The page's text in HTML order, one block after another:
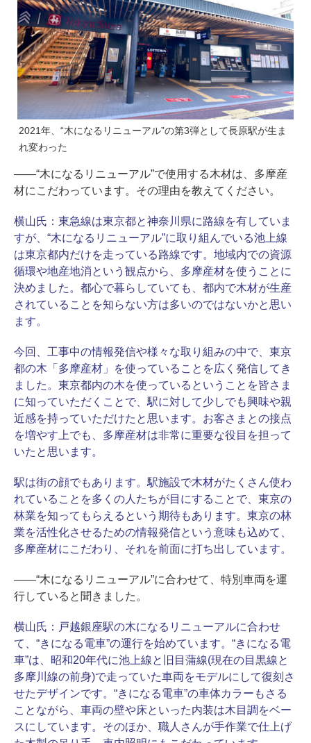
2021年、“木になるリニューアル”の第3弾として長原駅が生ま
れ変わった
――“木になるリニューアル”で使用する木材は、多摩産
材にこだわっています。その理由を教えてください。
横山氏： 東急線は東京都と神奈川県に路線を有していま
すが、“木になるリニューアル”に取り組んでいる池上線
は東京都内だけを走っている路線です。地域内での資源
循環や地産地消という観点から、多摩産材を使うことに
決めました。都心で暮らしていても、都内で木材が生産
されていることを知らない方は多いのではないかと思い
ます。
今回、工事中の情報発信や様々な取り組みの中で、東京
都の木「多摩産材」を使っていることを広く発信してき
ました。東京都内の木を使っているということを皆さま
に知っていただくことで、駅に対して少しでも興味や親
近感を持っていただけたと思います。お客さまとの接点
を増やす上でも、多摩産材は非常に重要な役目を担って
いたと思います。
駅は街の顔でもあります。駅施設で木材がたくさん使わ
れていることを多くの人たちが目にすることで、東京の
林業を知ってもらえるという期待もあります。東京の林
業を活性化させるための情報発信という意味も込めて、
多摩産材にこだわり、それを前面に打ち出しています。
――“木になるリニューアル”に合わせて、特別車両を運
行していると聞きました。
横山氏： 戸越銀座駅の木になるリニューアルに合わせ
て、“きになる電車”の運行を始めています。“きになる電
車”は、昭和20年代に池上線と旧目蒲線(現在の目黒線と
多摩川線の前身)で走っていた車両をモデルにして復刻さ
せたデザインです。“きになる電車”の車体カラーもさる
ことながら、車両の壁や床といった内装は木目調をベー
スにしています。そのほか、職人さんが手作業で仕上げ